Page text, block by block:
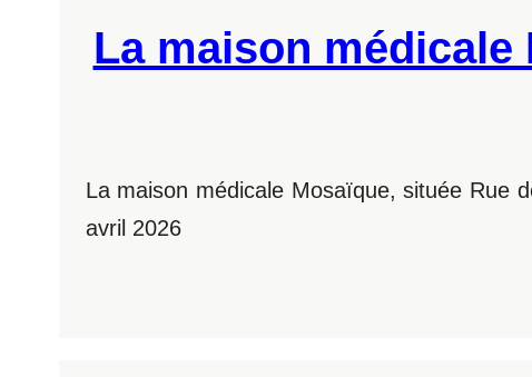
La maison
La maison médicale Mosaïque, située Rue
avril 2026